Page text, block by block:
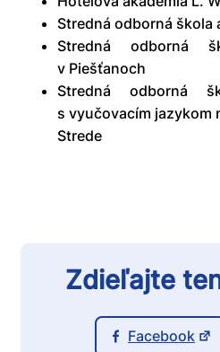
Stredná odborná škola
Stredná odborná
v Piešťanoch
Stredná odborná
s vyučovacím jazykom
Strede
Zdieľajte
Facebook